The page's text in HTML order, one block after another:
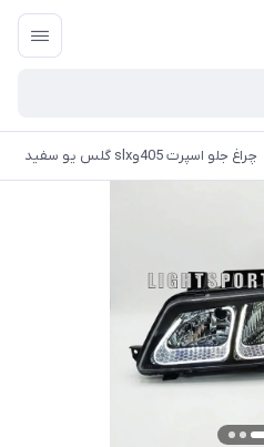
چراغ جلو اسپرت 405وslx گلس یو سفید